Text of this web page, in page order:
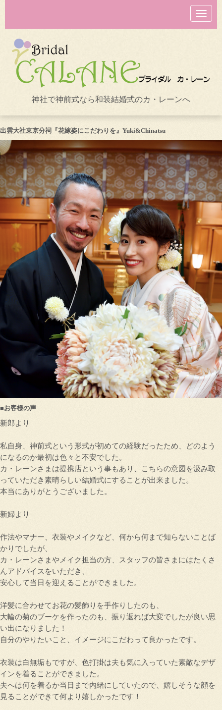
N
a
v
o
n
神社で神前式なら和装結婚式のカ・レーンへ
出雲大社東京分祠『花嫁姿にこだわりを』Yuki&Chinatsu
■お客様の声
新郎より
私自身、神前式という形式が初めての経験だったため、どのよう
になるのか最初は色々と不安でした。
カ・レーンさまは提携店という事もあり、こちらの意図を汲み取
っていただき素晴らしい結婚式にすることが出来ました。
本当にありがとうございました。
新婦より
作法やマナー、衣装やメイクなど、何から何まで知らないことば
かりでしたが、
カ・レーンさまやメイク担当の方、スタッフの皆さまにはたくさ
んアドバイスをいただき、
安心して当日を迎えることができました。
洋髪に合わせてお花の髪飾りを手作りしたのも、
大輪の菊のブーケを作ったのも、振り返れば大変でしたが良い思
い出になりました！
自分のやりたいこと、イメージにこだわって良かったです。
衣装は白無垢もですが、色打掛は夫も気に入っていた素敵なデザ
インを着ることができました。
夫へは何を着るか当日まで内緒にしていたので、嬉しそうな顔を
見ることができて何より嬉しかったです！